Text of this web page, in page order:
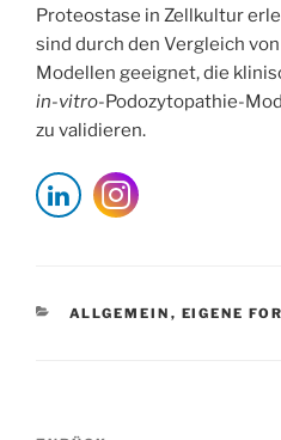
Proteostase in Zellkultur
sind durch den Vergleich von
Modellen geeignet, die
in-vitro-Podozytopathie-
zu validieren.
KATEGORIEN
ALLGEMEIN , EIGENE
Beitragsnavigation